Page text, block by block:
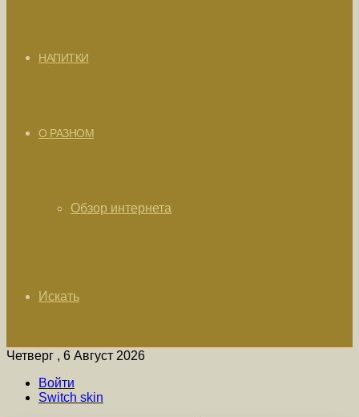
НАПИТКИ
О РАЗНОМ
Обзор интернета
Искать
Четверг , 6 Август 2026
Войти
Switch skin